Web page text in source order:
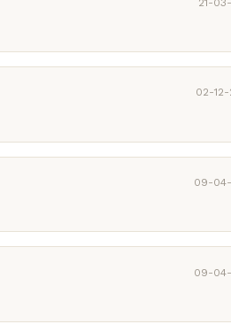
21-
02-
09-04-
09-04-